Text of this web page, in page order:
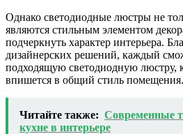
Однако светодиодные люстры не
являются стильным элементом
подчеркнуть характер интерьера.
дизайнерских решений, каждый
подходящую светодиодную люстру,
впишется в общий стиль помещения.
Читайте также: Современные
кухне в интерьере